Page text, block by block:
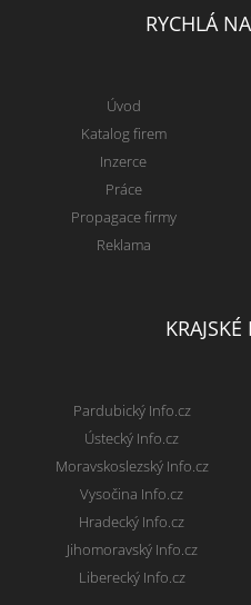
RYCHLÁ
Úvod
Katalog firem
Inzerce
Práce
Propagace firmy
Reklama
Pardubický Info.cz
Ústecký Info.cz
Moravskoslezský Info.cz
Vysočina Info.cz
Hradecký Info.cz
Jihomoravský Info.cz
Liberecký Info.cz